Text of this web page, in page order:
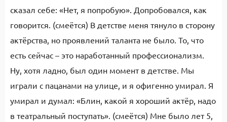
сказал себе: «Нет, я попробую». Допробовался, как
говорится. (смеётся) В детстве меня тянуло в сторону
актёрства, но проявлений таланта не было. То, что
есть сейчас – это наработанный профессионализм.
Ну, хотя ладно, был один момент в детстве. Мы
играли с пацанами на улице, и я офигенно умирал. Я
умирал и думал: «Блин, какой я хороший актёр, надо
в театральный поступать». (смеётся) Мне было лет 5,